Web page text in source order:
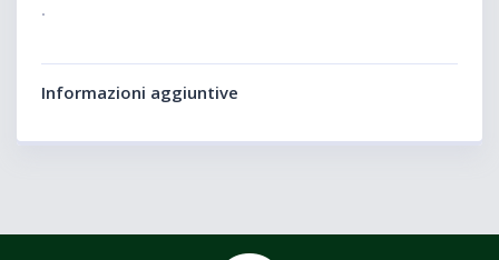
.
Informazioni aggiuntive